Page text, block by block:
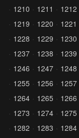
1210
1211 1212
1219
1220 1221
1228
1229 1230
1237
1238 1239
1246
1247 1248
1255
1256 1257
1264
1265 1266
1273
1274 1275
1282
1283 1284